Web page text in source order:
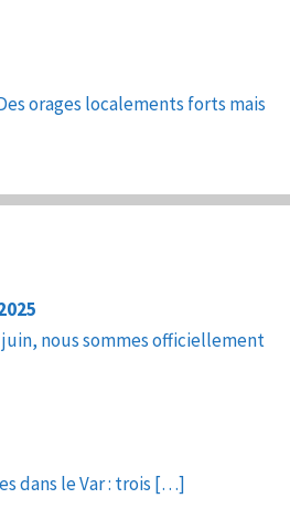
orages localements forts mais
juin, nous sommes officiellement
dans le Var : trois […]